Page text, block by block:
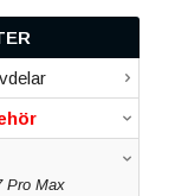
Pro Max